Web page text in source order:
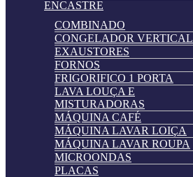
ENCASTRE
COMBINADO
CONGELADOR VERTICAL
EXAUSTORES
FORNOS
FRIGORIFICO 1 PORTA
LAVA LOUÇA E
MISTURADORAS
MÁQUINA CAFÉ
MÁQUINA LAVAR LOIÇA
MÁQUINA LAVAR ROUPA
MICROONDAS
PLACAS